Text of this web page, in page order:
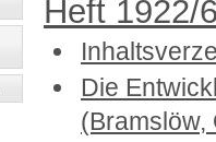
Heft 1922/
Die
(Bramslöw,